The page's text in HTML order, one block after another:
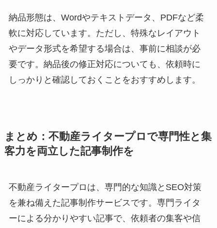
納品形態は、Wordやテキストデータ、PDFなど柔
軟に対応しています。ただし、特殊なレイアウト
やデータ形式を希望する場合は、事前に相談が必
要です。納品後の修正対応についても、依頼時に
しっかりと確認しておくことをおすすめします。
まとめ：不動産ライタープロで専門性と集
客力を両立した記事制作を
不動産ライタープロは、専門的な知識とSEO対策
を兼ね備えた記事制作サービスです。専門ライタ
ーによる分かりやすい記事で、依頼者の集客や信